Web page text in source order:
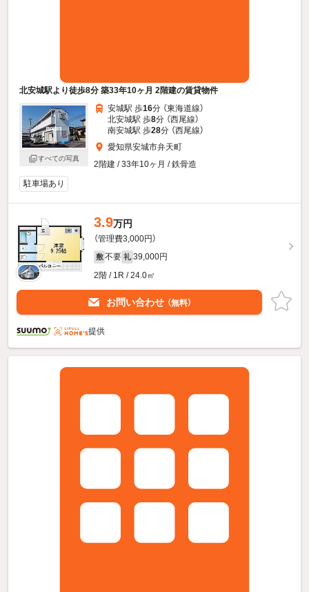
北安城駅より徒歩8分 築33年10ヶ月 2階建の賃貸物件
すべての写真
安城駅 歩16分 （東海道線）
北安城駅 歩8分 （西尾線）
南安城駅 歩28分 （西尾線）
愛知県安城市弁天町
2階建 / 33年10ヶ月 / 鉄骨造
駐車場あり
3.9万円
（管理費3,000円）
敷 不要 礼 39,000円
2階 / 1R / 24.0㎡
お問い合わせ （無料）
提供